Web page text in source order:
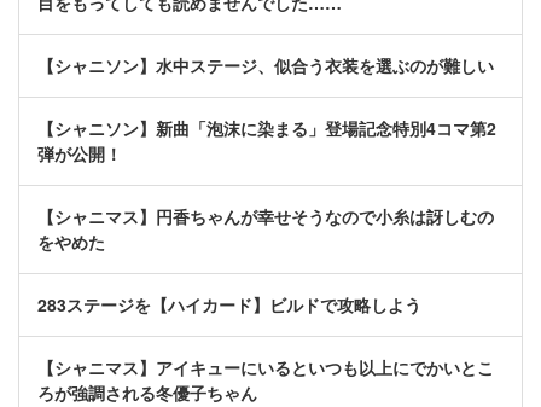
【シャニソン】水中ステージ、似合う衣装を選ぶのが難しい
【シャニソン】新曲「泡沫に染まる」登場記念特別4コマ第2
弾が公開！
【シャニマス】円香ちゃんが幸せそうなので小糸は訝しむの
をやめた
283ステージを【ハイカード】ビルドで攻略しよう
【シャニマス】アイキューにいるといつも以上にでかいとこ
ろが強調される冬優子ちゃん